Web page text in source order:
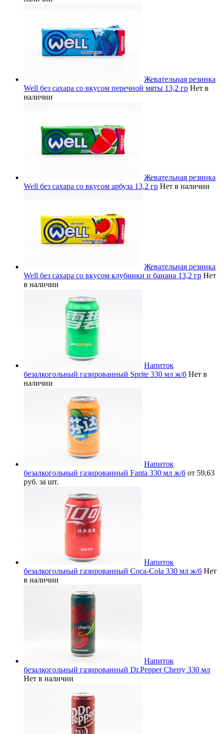
Жевательная резинка
Well без сахара со вкусом перечной мяты 13,2 гр Нет в
наличии
Жевательная резинка
Well без сахара со вкусом арбуза 13,2 гр Нет в наличии
Жевательная резинка
Well без сахара со вкусом клубники и банана 13,2 гр Нет
в наличии
Напиток
безалкогольный газированный Sprite 330 мл ж/б Нет в
наличии
Напиток
безалкогольный газированный Fanta 330 мл ж/б от 59,63
руб. за шт.
Напиток
безалкогольный газированный Coca-Cola 330 мл ж/б Нет
в наличии
Напиток
безалкогольный газированный Dr.Pepper Cherry 330 мл
Нет в наличии